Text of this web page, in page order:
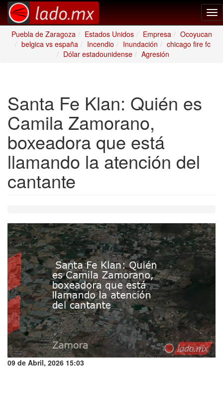
Puebla de Zaragoza
Estados Unidos Empresa
Ocoyucan
belgica vs españa
Incendio Inundación
chicago fire fc
Dólar estadounidense
Agresión
Santa Fe Klan: Quién es
Camila Zamorano,
boxeadora que está
llamando la atención del
cantante
09 de Abril, 2026 15:03